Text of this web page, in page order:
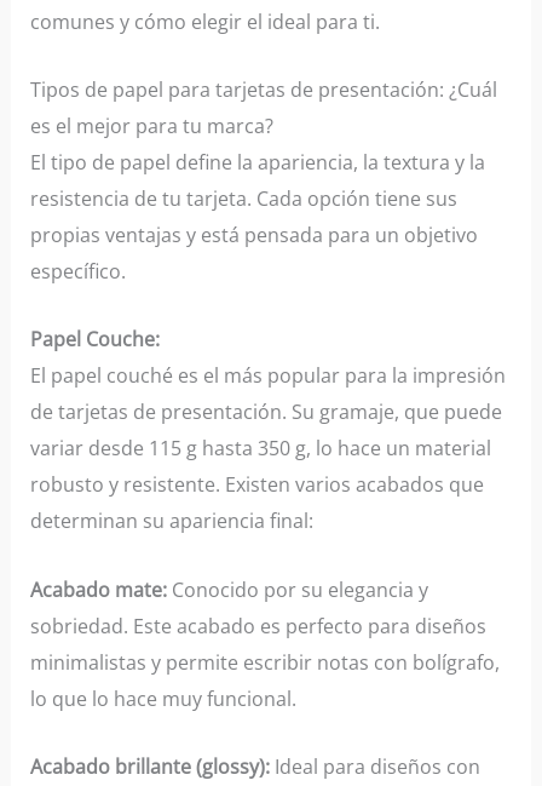
comunes y cómo elegir el ideal para ti.
Tipos de papel para tarjetas de presentación: ¿Cuál
es el mejor para tu marca?
El tipo de papel define la apariencia, la textura y la
resistencia de tu tarjeta. Cada opción tiene sus
propias ventajas y está pensada para un objetivo
específico.
Papel Couche:
El papel couché es el más popular para la impresión
de tarjetas de presentación. Su gramaje, que puede
variar desde 115 g hasta 350 g, lo hace un material
robusto y resistente. Existen varios acabados que
determinan su apariencia final:
Acabado mate: Conocido por su elegancia y
sobriedad. Este acabado es perfecto para diseños
minimalistas y permite escribir notas con bolígrafo,
lo que lo hace muy funcional.
Acabado brillante (glossy): Ideal para diseños con